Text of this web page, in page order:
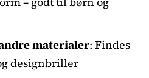
materialer: Findes
designbriller